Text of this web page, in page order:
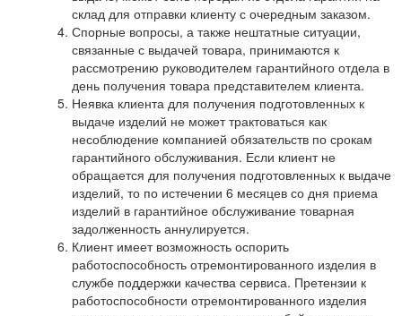
склад для отправки клиенту с очередным заказом.
Спорные вопросы, а также нештатные ситуации,
связанные с выдачей товара, принимаются к
рассмотрению руководителем гарантийного отдела в
день получения товара представителем клиента.
Неявка клиента для получения подготовленных к
выдаче изделий не может трактоваться как
несоблюдение компанией обязательств по срокам
гарантийного обслуживания. Если клиент не
обращается для получения подготовленных к выдаче
изделий, то по истечении 6 месяцев со дня приема
изделий в гарантийное обслуживание товарная
задолженность аннулируется.
Клиент имеет возможность оспорить
работоспособность отремонтированного изделия в
службе поддержки качества сервиса. Претензии к
работоспособности отремонтированного изделия